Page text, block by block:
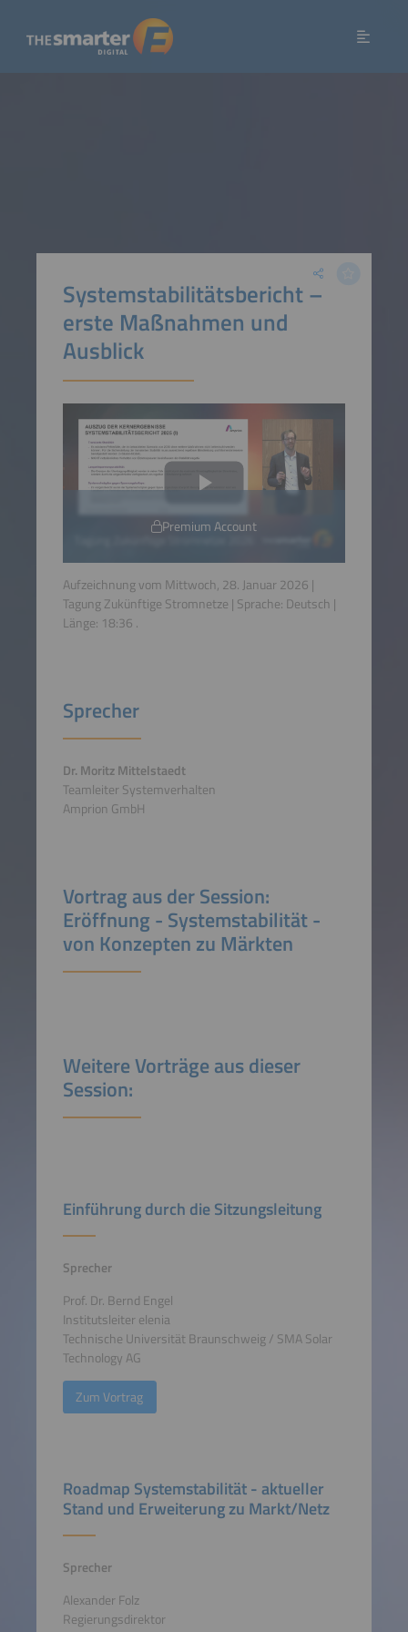
Systemstabilitätsbericht –
erste Maßnahmen und
Ausblick
Premium Account
Aufzeichnung vom Mittwoch, 28. Januar 2026 |
Tagung Zukünftige Stromnetze | Sprache: Deutsch |
Länge: 18:36 .
Sprecher
Dr. Moritz Mittelstaedt
Teamleiter Systemverhalten
Amprion GmbH
Vortrag aus der Session:
Eröffnung - Systemstabilität -
von Konzepten zu Märkten
Weitere Vorträge aus dieser
Session:
Einführung durch die Sitzungsleitung
Sprecher
Prof. Dr. Bernd Engel
Institutsleiter elenia
Technische Universität Braunschweig / SMA Solar
Technology AG
Zum Vortrag
Roadmap Systemstabilität - aktueller
Stand und Erweiterung zu Markt/Netz
Sprecher
Alexander Folz
Regierungsdirektor